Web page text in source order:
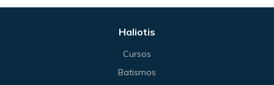
Haliotis
Cursos
Batismos